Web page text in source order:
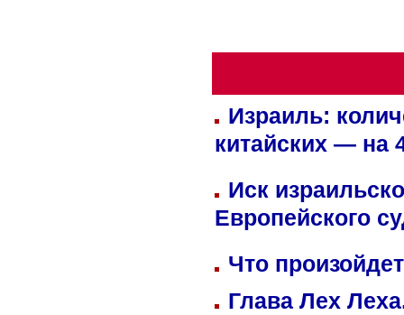
Израиль:
китайских — на
Иск
Европейского
Что
Глава Лех